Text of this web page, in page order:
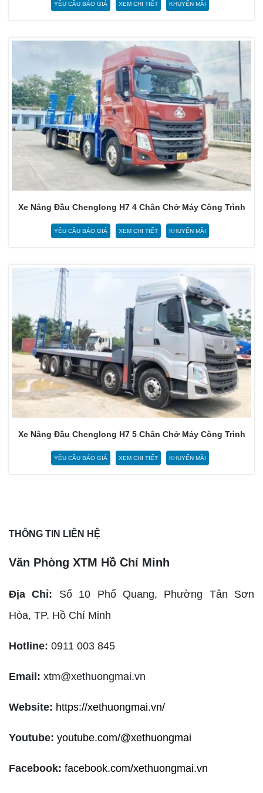
YÊU CẦU BÁO GIÁ XEM CHI TIẾT KHUYẾN MÃI
Xe Nâng Đầu Chenglong H7 4 Chân Chở Máy Công Trình
YÊU CẦU BÁO GIÁ XEM CHI TIẾT KHUYẾN MÃI
Xe Nâng Đầu Chenglong H7 5 Chân Chở Máy Công Trình
YÊU CẦU BÁO GIÁ XEM CHI TIẾT KHUYẾN MÃI
THÔNG TIN LIÊN HỆ
Văn Phòng XTM Hồ Chí Minh
Địa Chỉ: Số 10 Phổ Quang, Phường Tân Sơn
Hòa, TP. Hồ Chí Minh
Hotline: 0911 003 845
Email: xtm@xethuongmai.vn
Website: https://xethuongmai.vn/
Youtube: youtube.com/@xethuongmai
Facebook: facebook.com/xethuongmai.vn